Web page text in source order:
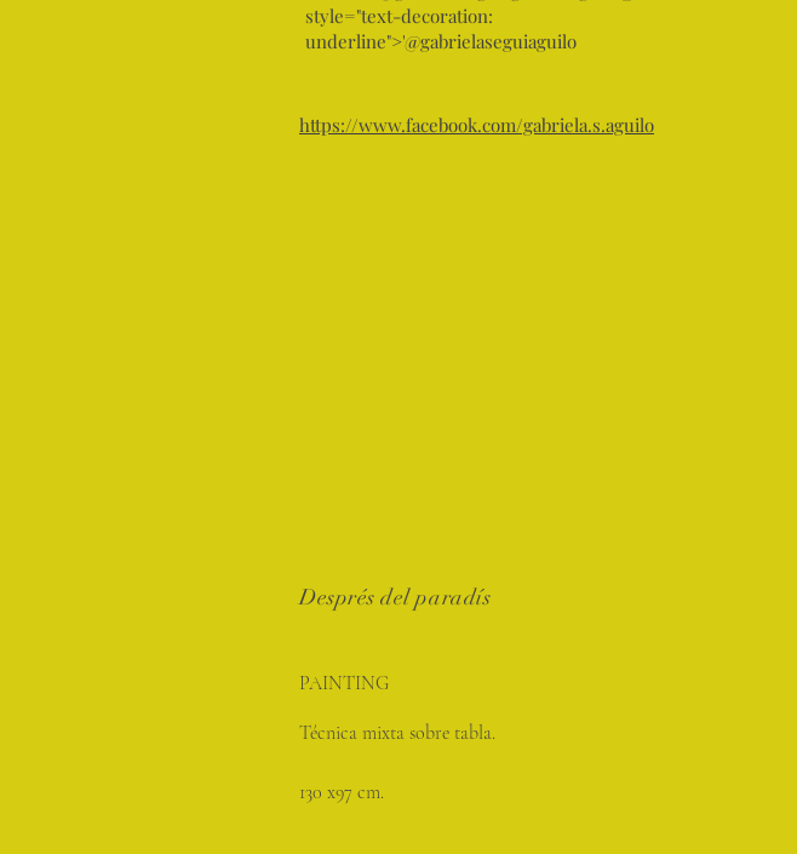
style="text-decoration:
underline">'@gabrielaseguiaguilo
https://www.facebook.com/gabriela.s.aguilo
Després del paradís
PAINTING
Técnica mixta sobre tabla.
130 x97 cm.